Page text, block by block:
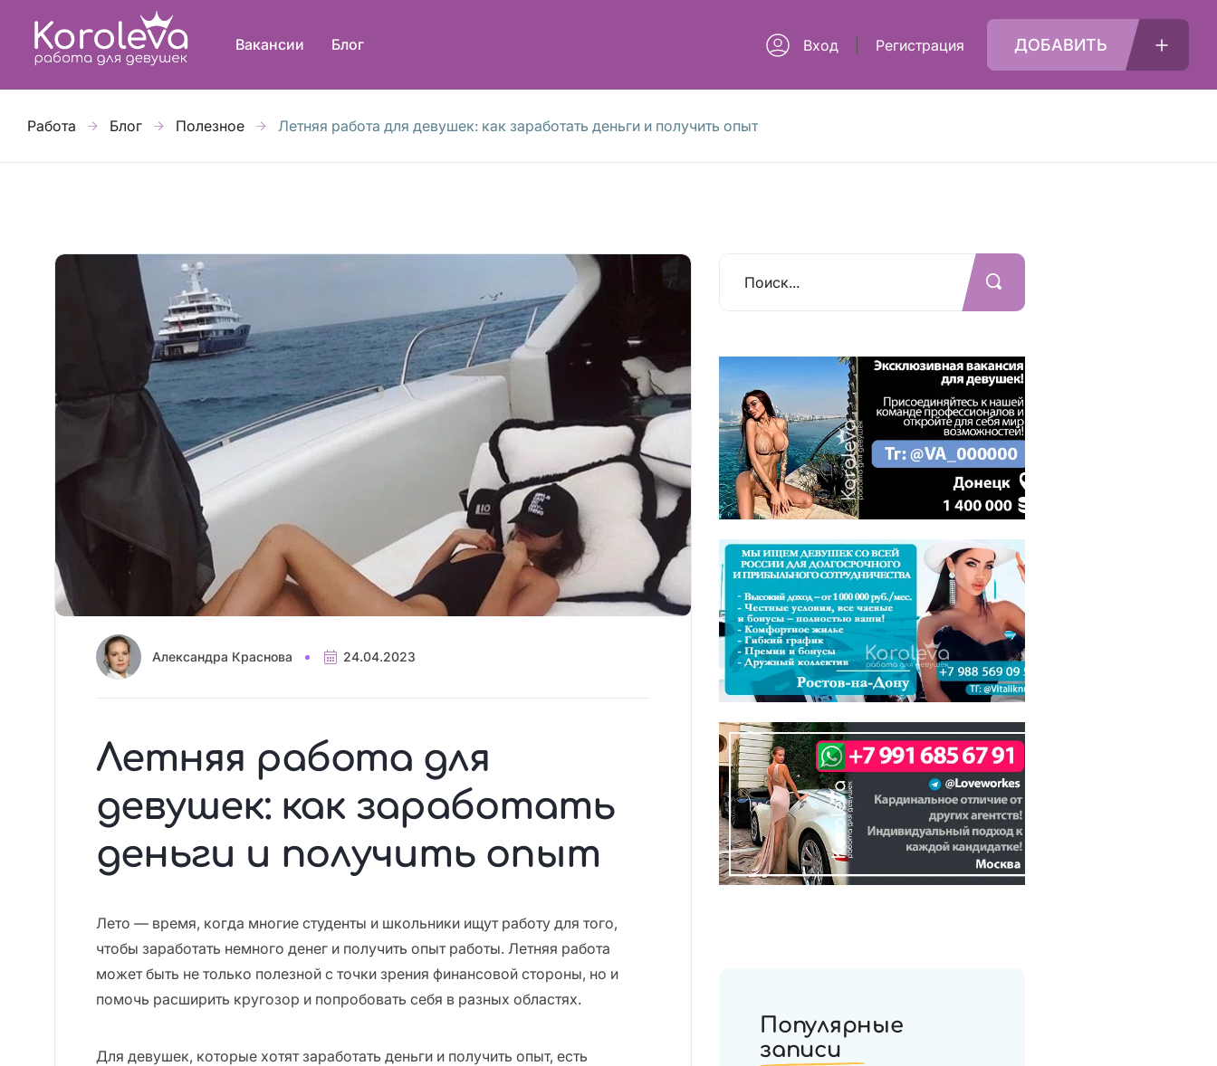
Вакансии Блог Вход Регистрация ДОБАВИТЬ
Работа Блог Полезное Летняя работа для девушек: как заработать деньги и получить опыт
Александра Краснова 24.04.2023
Летняя работа для
девушек: как заработать
деньги и получить опыт
Лето — время, когда многие студенты и школьники ищут работу для того,
чтобы заработать немного денег и получить опыт работы. Летняя работа
может быть не только полезной с точки зрения финансовой стороны, но и
помочь расширить кругозор и попробовать себя в разных областях.
Для девушек, которые хотят заработать деньги и получить опыт, есть
Популярные
записи